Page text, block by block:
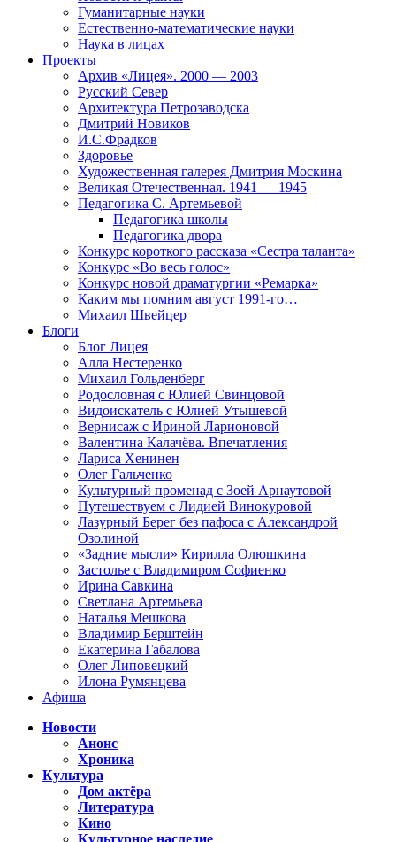
Гуманитарные науки
Естественно-математические науки
Наука в лицах
Проекты
Архив «Лицея». 2000 — 2003
Русский Север
Архитектура Петрозаводска
Дмитрий Новиков
И.С.Фрадков
Здоровье
Художественная галерея Дмитрия Москина
Великая Отечественная. 1941 — 1945
Педагогика С. Артемьевой
Педагогика школы
Педагогика двора
Конкурс короткого рассказа «Сестра таланта»
Конкурс «Во весь голос»
Конкурс новой драматургии «Ремарка»
Каким мы помним август 1991-го…
Михаил Швейцер
Блоги
Блог Лицея
Алла Нестеренко
Михаил Гольденберг
Родословная с Юлией Свинцовой
Видоискатель с Юлией Утышевой
Вернисаж с Ириной Ларионовой
Валентина Калачёва. Впечатления
Лариса Хенинен
Олег Гальченко
Культурный променад с Зоей Арнаутовой
Путешествуем с Лидией Винокуровой
Лазурный Берег без пафоса с Александрой
Озолиной
«Задние мысли» Кирилла Олюшкина
Застолье с Владимиром Софиенко
Ирина Савкина
Светлана Артемьева
Наталья Мешкова
Владимир Берштейн
Екатерина Габалова
Олег Липовецкий
Илона Румянцева
Афиша
Новости
Анонс
Хроника
Культура
Дом актёра
Литература
Кино